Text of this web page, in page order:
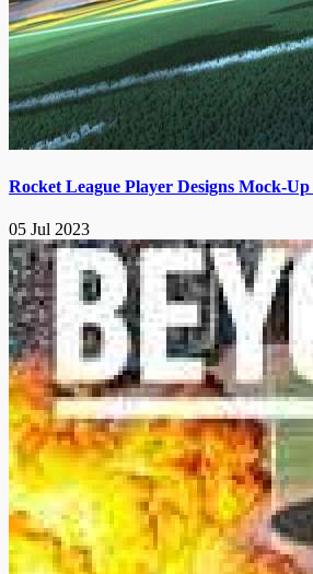
Rocket League Player Designs Mock-
05 Jul 2023